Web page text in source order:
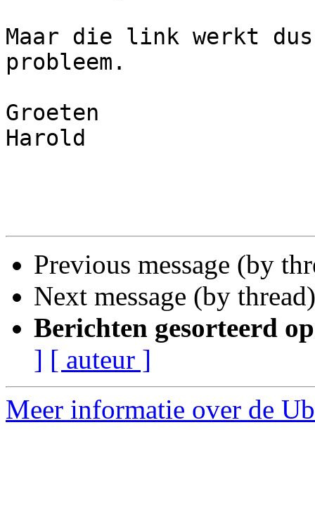
Maar die link werkt
probleem.
Groeten
Harold
Previous message (by
Next message (by
Berichten gesorteerd
] [ auteur ]
Meer informatie over de